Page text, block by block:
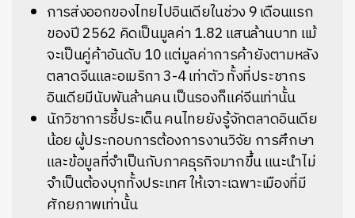
การส่งออกของไทยไปอินเดียในช่วง 9 เดือนแรก
ของปี 2562 คิดเป็นมูลค่า 1.82 แสนล้านบาท แม้
จะเป็นคู่ค้าอันดับ 10 แต่มูลค่าการค้ายังตามหลัง
ตลาดจีนและอเมริกา 3-4 เท่าตัว ทั้งที่ประชากร
อินเดียมีนับพันล้านคน เป็นรองก็แค่จีนเท่านั้น
นักวิชาการชี้ประเด็น คนไทยยังรู้จักตลาดอินเดีย
น้อย ผู้ประกอบการต้องการงานวิจัย การศึกษา
และข้อมูลที่จำเป็นกับภาคธุรกิจมากขึ้น แนะนำไม่
จำเป็นต้องบุกทั้งประเทศ ให้เจาะเฉพาะเมืองที่มี
ศักยภาพเท่านั้น